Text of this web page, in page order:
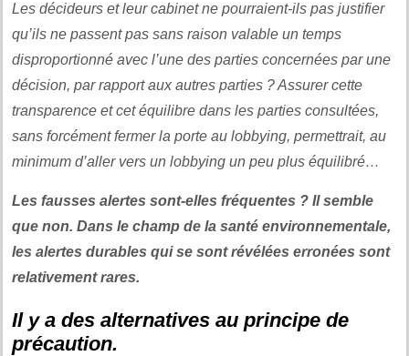
Les décideurs et leur cabinet ne pourraient-ils pas justifier
qu’ils ne passent pas sans raison valable un temps
disproportionné avec l’une des parties concernées par une
décision, par rapport aux autres parties ? Assurer cette
transparence et cet équilibre dans les parties consultées,
sans forcément fermer la porte au lobbying, permettrait, au
minimum d’aller vers un lobbying un peu plus équilibré…
Les fausses alertes sont-elles fréquentes ? Il semble
que non. Dans le champ de la santé environnementale,
les alertes durables qui se sont révélées erronées sont
relativement rares.
Il y a des alternatives au principe de
précaution.